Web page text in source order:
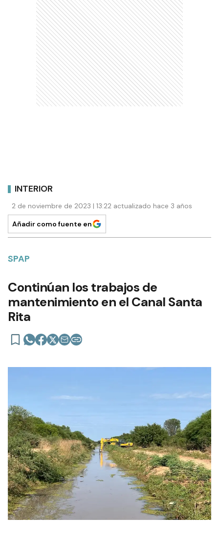
INTERIOR
2 de noviembre de 2023 | 13:22 actualizado hace 3 años
Añadir como fuente en
SPAP
Continúan los trabajos de
mantenimiento en el Canal Santa
Rita